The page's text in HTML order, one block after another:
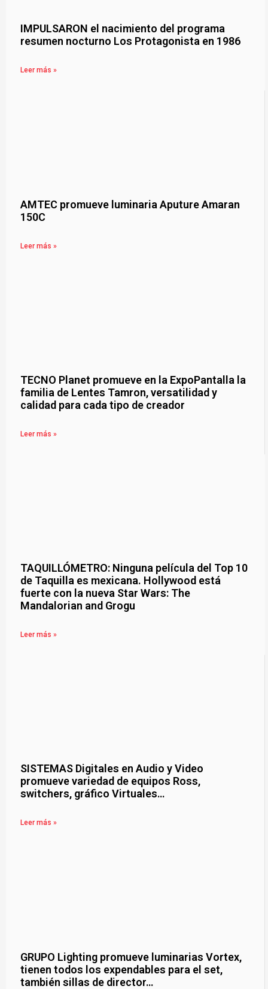
IMPULSARON el nacimiento del programa
resumen nocturno Los Protagonista en 1986
Leer más »
AMTEC promueve luminaria Aputure Amaran
150C
Leer más »
TECNO Planet promueve en la ExpoPantalla la
familia de Lentes Tamron, versatilidad y
calidad para cada tipo de creador
Leer más »
TAQUILLÓMETRO: Ninguna película del Top 10
de Taquilla es mexicana. Hollywood está
fuerte con la nueva Star Wars: The
Mandalorian and Grogu
Leer más »
SISTEMAS Digitales en Audio y Video
promueve variedad de equipos Ross,
switchers, gráfico Virtuales…
Leer más »
GRUPO Lighting promueve luminarias Vortex,
tienen todos los expendables para el set,
también sillas de director…